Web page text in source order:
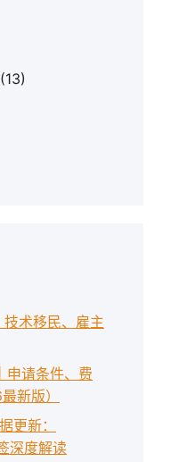
(13)
术移民、雇主
申请条件、费
新版）
更新：
深度解读